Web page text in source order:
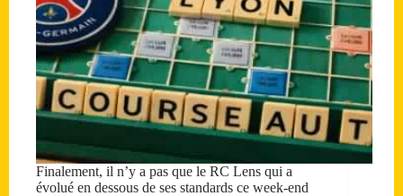
Finalement, il n’y a pas que le RC Lens qui a
évolué en dessous de ses standards ce week-end